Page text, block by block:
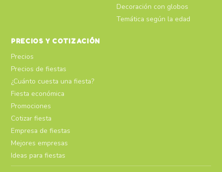
Decoración con globos
Temática según la edad
PRECIOS Y COTIZACIÓN
Precios
Precios de fiestas
¿Cuánto cuesta una fiesta?
Fiesta económica
Promociones
Cotizar fiesta
Empresa de fiestas
Mejores empresas
Ideas para fiestas